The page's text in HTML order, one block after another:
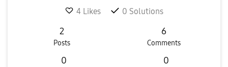
4 Likes 0 Solutions
2
Posts
6
Comments
0 0